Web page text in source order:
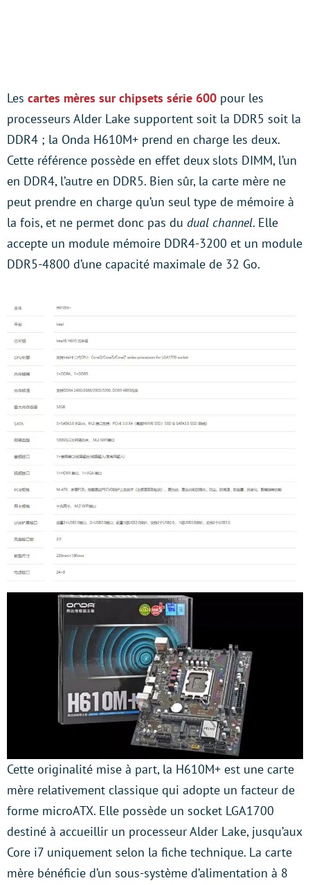
Les cartes mères sur chipsets série 600 pour les
processeurs Alder Lake supportent soit la DDR5 soit la
DDR4 ; la Onda H610M+ prend en charge les deux.
Cette référence possède en effet deux slots DIMM, l’un
en DDR4, l’autre en DDR5. Bien sûr, la carte mère ne
peut prendre en charge qu’un seul type de mémoire à
la fois, et ne permet donc pas du dual channel. Elle
accepte un module mémoire DDR4-3200 et un module
DDR5-4800 d’une capacité maximale de 32 Go.
Cette originalité mise à part, la H610M+ est une carte
mère relativement classique qui adopte un facteur de
forme microATX. Elle possède un socket LGA1700
destiné à accueillir un processeur Alder Lake, jusqu’aux
Core i7 uniquement selon la fiche technique. La carte
mère bénéficie d’un sous-système d’alimentation à 8